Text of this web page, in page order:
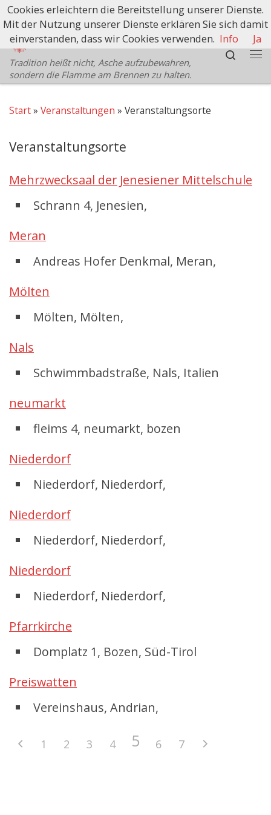
Zum Inhalt springen
Schützenbezirk Bozen
Tradition heißt nicht, Asche aufzubewahren,
sondern die Flamme am Brennen zu halten.
Search
Start» Veranstaltungen » Veranstaltungsorte
Veranstaltungsorte
Mehrzwecksaal der Jenesiener Mittelschule
Schrann 4, Jenesien,
Meran
Andreas Hofer Denkmal, Meran,
Mölten
Mölten, Mölten,
Nals
Schwimmbadstraße, Nals, Italien
neumarkt
fleims 4, neumarkt, bozen
Niederdorf
Niederdorf, Niederdorf,
Niederdorf
Niederdorf, Niederdorf,
Niederdorf
Niederdorf, Niederdorf,
Pfarrkirche
Domplatz 1, Bozen, Süd-Tirol
Preiswatten
Vereinshaus, Andrian,
1 2 3 4 5 6 7
Cookies erleichtern die Bereitstellung unserer Dienste.
Mit der Nutzung unserer Dienste erklären Sie sich damit
einverstanden, dass wir Cookies verwenden. Info Ja